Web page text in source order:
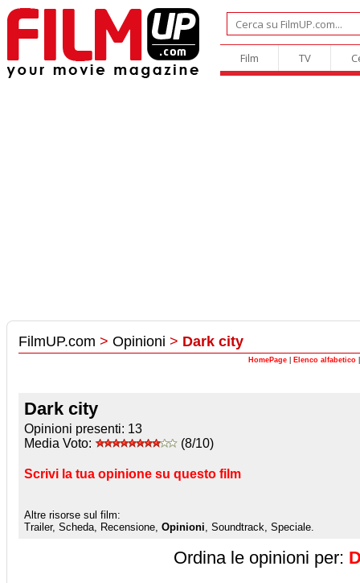
Film TV
FilmUP.com > Opinioni > Dark city
HomePage Elenco alfabetico
Dark city
Opinioni presenti: 13
Media Voto:
(8/10)
Scrivi la tua opinione su questo film
Altre risorse sul film:
Trailer, Scheda, Recensione, Opinioni , Soundtrack, Speciale.
Ordina le opinioni per: